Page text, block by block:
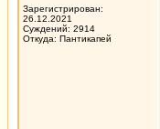
Зарегистрирован:
26.12.2021
Суждений: 2914
Откуда: Пантикапей